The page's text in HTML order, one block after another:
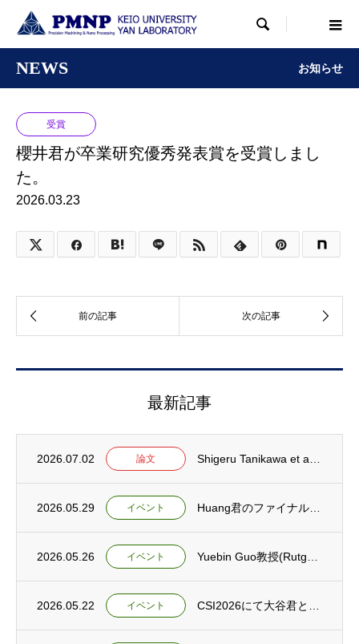

NEWS お知らせ
受賞
櫻井君が卒業研究優秀発表賞を受賞しまし
た。
2026.03.23
最新記事
2026.07.02 論文
2026.05.29 イベント
2026.05.26 イベント
2026.05.22 イベント